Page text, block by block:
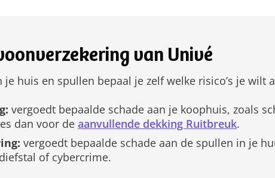
van Univé
je huis en spullen bepaal je zelf welke risico’s je wilt
vergoedt bepaalde schade aan je koophuis, zoals
dan voor de aanvullende dekking Ruitbreuk.
vergoedt bepaalde schade aan de spullen in je
of cybercrime.